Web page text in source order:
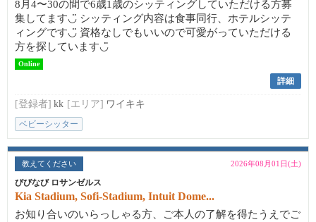
8月4〜30の間で6歳1歳のシッティングしていただける方募
集してます◡̈ シッティング内容は食事同行、ホテルシッテ
ィングです◡̈ 資格なしでもいいので可愛がっていただける
方を探しています◡̈
Online
詳細
[登録者] kk [エリア] ワイキキ
ベビーシッター
教えてください 2026年08月01日(土)
びびなび ロサンゼルス
Kia Stadium, Sofi-Stadium, Intuit Dome...
お知り合いのいらっしゃる方、ご本人の了解を得たうえでご